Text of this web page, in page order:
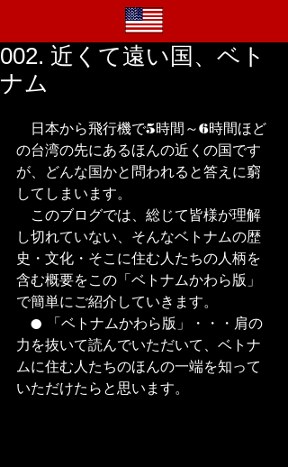
002. 近くて遠い国、ベト
ナム
日本から飛行機で5時間～6時間ほど
の台湾の先にあるほんの近くの国です
が、どんな国かと問われると答えに窮
してしまいます。
このブログでは、総じて皆様が理解
し切れていない、そんなベトナムの歴
史・文化・そこに住む人たちの人柄を
含む概要をこの「ベトナムかわら版」
で簡単にご紹介していきます。
● 「ベトナムかわら版」・・・肩の
力を抜いて読んでいただいて、ベトナ
ムに住む人たちのほんの一端を知って
いただけたらと思います。